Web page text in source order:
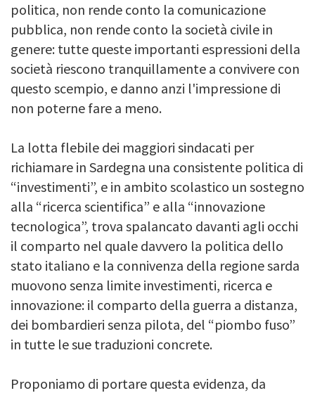
politica, non rende conto la comunicazione
pubblica, non rende conto la società civile in
genere: tutte queste importanti espressioni della
società riescono tranquillamente a convivere con
questo scempio, e danno anzi l'impressione di
non poterne fare a meno.
La lotta flebile dei maggiori sindacati per
richiamare in Sardegna una consistente politica di
“investimenti”, e in ambito scolastico un sostegno
alla “ricerca scientifica” e alla “innovazione
tecnologica”, trova spalancato davanti agli occhi
il comparto nel quale davvero la politica dello
stato italiano e la connivenza della regione sarda
muovono senza limite investimenti, ricerca e
innovazione: il comparto della guerra a distanza,
dei bombardieri senza pilota, del “piombo fuso”
in tutte le sue traduzioni concrete.
Proponiamo di portare questa evidenza, da